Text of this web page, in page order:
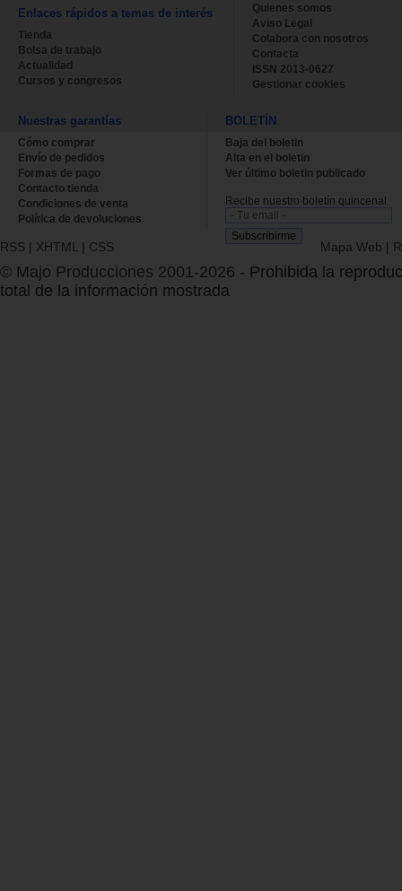
Enlaces rápidos a temas de interés
Tienda
Bolsa de trabajo
Actualidad
Cursos y congresos
Quienes somos
Aviso Legal
Colabora con nosotros
Contacta
ISSN 2013-0627
Gestionar cookies
Nuestras garantías
Cómo comprar
Envío de pedidos
Formas de pago
Contacto tienda
Condiciones de venta
Política de devoluciones
BOLETÍN
Baja del boletin
Alta en el boletin
Ver último boletin publicado
Recibe nuestro boletín quincenal.
RSS | XHTML | CSS Mapa Web |
© Majo Producciones 2001-2026 - Prohibida la
total de la información mostrada